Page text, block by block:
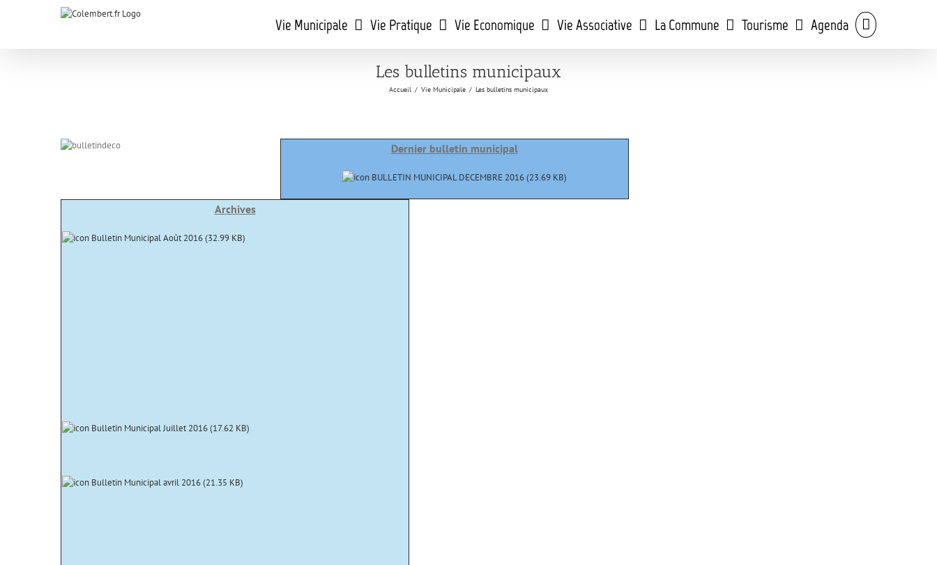
Vie Municipale Vie Pratique Vie Economique Vie Associative La Commune Tourisme Agenda
Les bulletins municipaux
Accueil / Vie Municipale / Les bulletins municipaux
Dernier bulletin municipal
BULLETIN MUNICIPAL DECEMBRE 2016 (23.69 KB)
Archives
Bulletin Municipal Août 2016 (32.99 KB)
Bulletin Municipal Juillet 2016 (17.62 KB)
Bulletin Municipal avril 2016 (21.35 KB)